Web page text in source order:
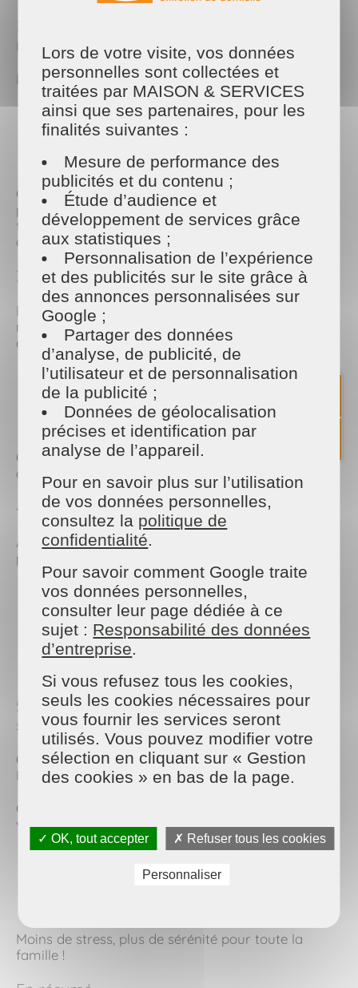
maison
La rentrée est l’occasion parfaite pour :
Trier vêtements, papiers, jouets…
Ranger les espaces de travail (bureau, salon,
Remettre à neuf les pièces clés de la maison.
Chez Maison et Services, nos intervenant·e·s
peuvent vous aider à faire place nette : ménage de
fond, repassage en retard, vitres oubliées… On vous
accompagne pour repartir sur de bonnes bases !
3. Reprendre progressivement le rythme
Finies les grasses matinées et les repas à 15h… Pour
ne pas vivre une rentrée brutale, on recommande
de :
Réajuster les heures de coucher une semaine
avant
Reprendre des repas réguliers
Réduire un peu les écrans en soirée
Objectif : se remettre en mode « rentrée » en
douceur pour que le jour J se passe sans tension.
4. Prendre soin de soi avant le rush
Avant de replonger dans les agendas surchargés,
prenez le temps de :
Vous accorder une pause bien-être (lecture,
massage, balade…)
Fixer vos objectifs pour la rentrée (pro, perso ou
familiaux)
Profiter des derniers moments de vacances sans
culpabilité !
5. Externaliser les tâches pour se concentrer
sur l’essentiel
Qui dit rentrée, dit souvent charge mentale…
Pourquoi ne pas déléguer certaines corvées ?
Chez
vous aider à gagner du temps au quotidien :
Repassage à domicile
Moins de stress, plus de sérénité pour toute la
famille !
Lors de votre visite, vos données
personnelles sont collectées et
traitées par MAISON & SERVICES
ainsi que ses partenaires, pour les
finalités suivantes :
Mesure de performance des
publicités et du contenu ;
Étude d’audience et
développement de services grâce
aux statistiques ;
Personnalisation de l’expérience
et des publicités sur le site grâce à
des annonces personnalisées sur
Google ;
Partager des données
d’analyse, de publicité, de
l’utilisateur et de personnalisation
de la publicité ;
Données de géolocalisation
précises et identification par
analyse de l’appareil.
Pour en savoir plus sur l’utilisation
de vos données personnelles,
consultez la politique de
confidentialité
Pour savoir comment Google traite
vos données personnelles,
consulter leur page dédiée à ce
sujet : Responsabilité des données
d’entreprise
Si vous refusez tous les cookies,
seuls les cookies nécessaires pour
vous fournir les services seront
utilisés. Vous pouvez modifier votre
sélection en cliquant sur « Gestion
des cookies » en bas de la page.
✓ OK, tout accepter ✗ Refuser tous les cookies
Personnaliser